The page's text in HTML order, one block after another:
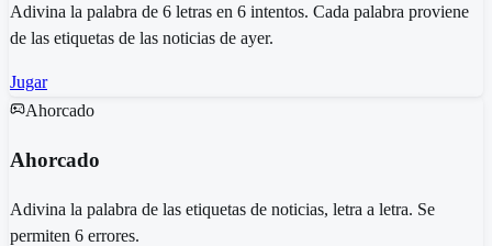
Adivina la palabra de 6 letras en 6 intentos. Cada palabra proviene
de las etiquetas de las noticias de ayer.
Jugar
Ahorcado
Ahorcado
Adivina la palabra de las etiquetas de noticias, letra a letra. Se
permiten 6 errores.